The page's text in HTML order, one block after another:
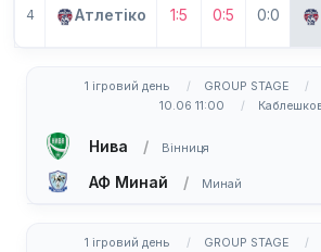
4 Атлетіко 1:5 0:5 0:0
1 ігровий день GROUP STAGE
10.06 11:00
Нива Вінниця
АФ Минай Минай
1 ігровий день GROUP STAGE